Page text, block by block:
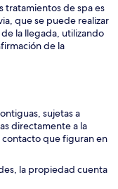
tratamientos de spa es
que se puede realizar
la llegada, utilizando
de la
sujetas a
directamente a la
que figuran en
la propiedad cuenta